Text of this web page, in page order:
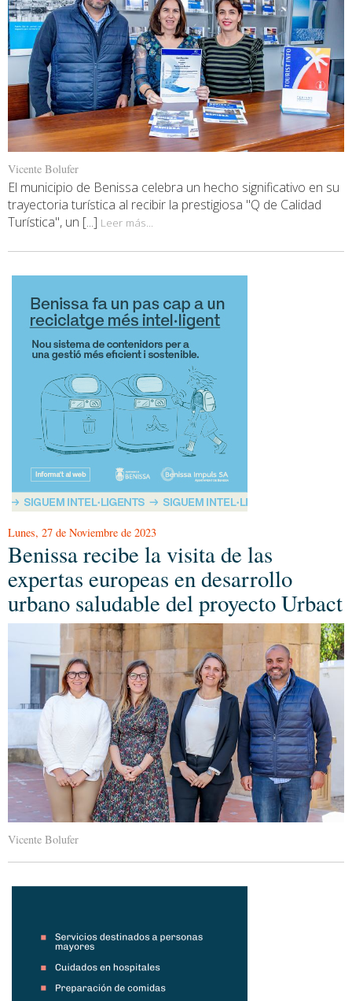
Vicente Bolufer
El municipio de Benissa celebra un hecho significativo en su
trayectoria turística al recibir la prestigiosa "Q de Calidad
Turística", un [...] Leer más...
Lunes, 27 de Noviembre de 2023
Benissa recibe la visita de las
expertas europeas en desarrollo
urbano saludable del proyecto Urbact
Vicente Bolufer